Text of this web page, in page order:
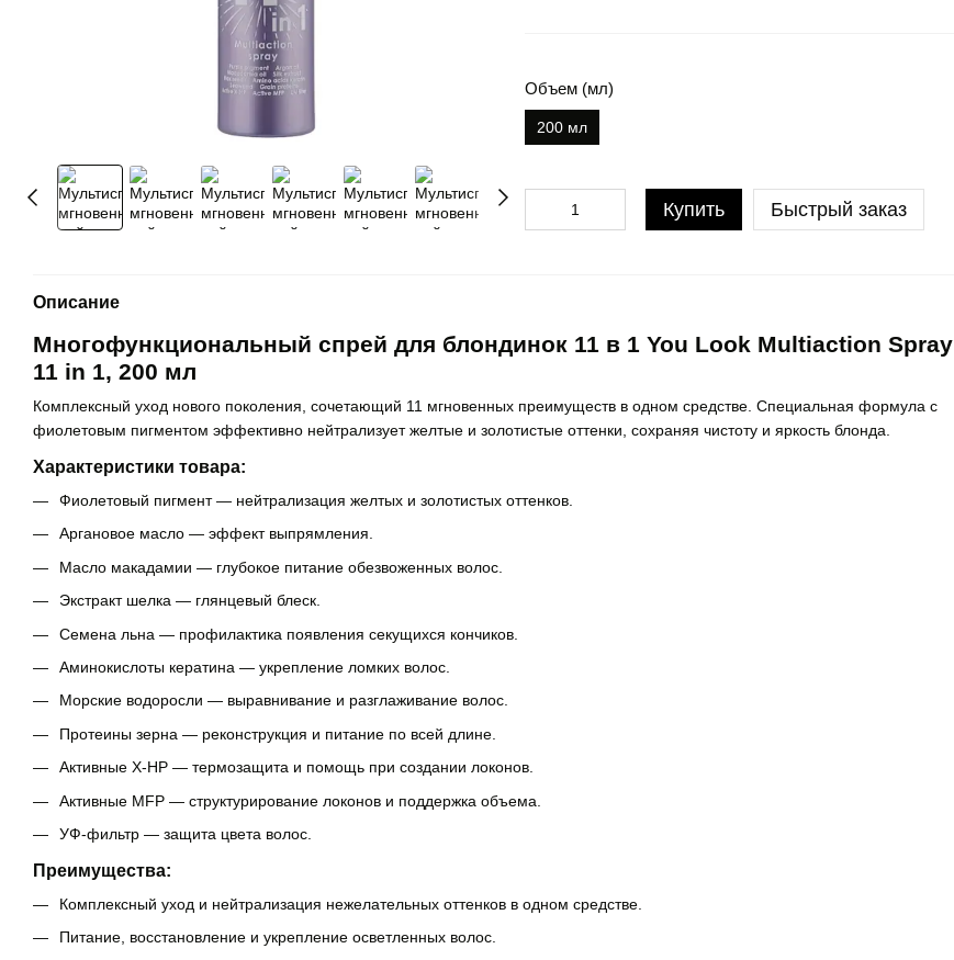
Объем (мл)
200 мл
Купить Быстрый заказ
Описание
Многофункциональный спрей для блондинок 11 в 1 You Look Multiaction Spray
11 in 1, 200 мл
Комплексный уход нового поколения, сочетающий 11 мгновенных преимуществ в одном средстве. Специальная формула с
фиолетовым пигментом эффективно нейтрализует желтые и золотистые оттенки, сохраняя чистоту и яркость блонда.
Характеристики товара:
Фиолетовый пигмент — нейтрализация желтых и золотистых оттенков.
Аргановое масло — эффект выпрямления.
Масло макадамии — глубокое питание обезвоженных волос.
Экстракт шелка — глянцевый блеск.
Семена льна — профилактика появления секущихся кончиков.
Аминокислоты кератина — укрепление ломких волос.
Морские водоросли — выравнивание и разглаживание волос.
Протеины зерна — реконструкция и питание по всей длине.
Активные X-HP — термозащита и помощь при создании локонов.
Активные MFP — структурирование локонов и поддержка объема.
УФ-фильтр — защита цвета волос.
Преимущества:
Комплексный уход и нейтрализация нежелательных оттенков в одном средстве.
Питание, восстановление и укрепление осветленных волос.